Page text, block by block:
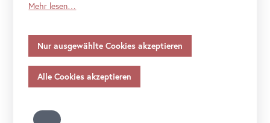
Workshops und inklusiven Angeboten sowie
bei Veranstaltungen imBlickle Kino
Sie mit der ReiheCommunity Outreach
Nachbarschaft und werden Sie Teil des
Program. Schauen Sie vorbei!
gilt Ihre Einwilligung auch für die Weitergabe an den
Daten in Staaten ohne Vorliegen eines
Angemessenheitsbeschlusses gem.Art
und ohne geeignete Garantien gem.
übermitteln, so gilt Ihre Einwilligung auch hierfür.
Funktionen unseres
Mehr lesen…